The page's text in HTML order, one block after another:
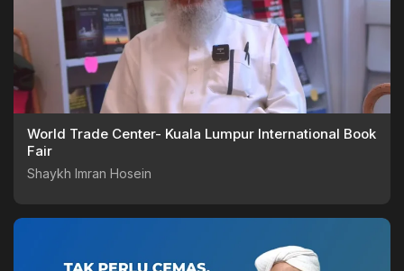
World Trade Center- Kuala Lumpur International Book
Fair
Shaykh Imran Hosein